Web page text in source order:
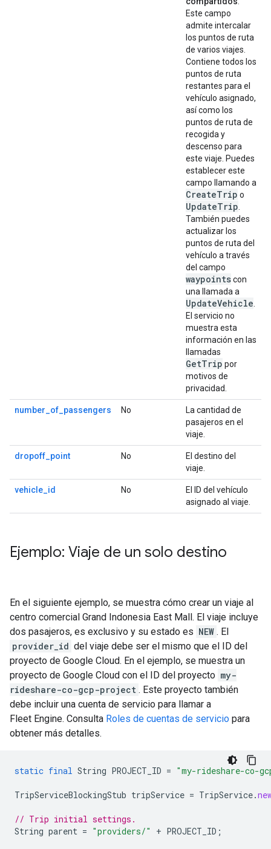
Este campo
admite intercalar
los puntos de ruta
de varios viajes.
Contiene todos los
puntos de ruta
restantes para el
vehículo asignado,
así como los
puntos de ruta de
recogida y
descenso para
este viaje. Puedes
establecer este
campo llamando a
CreateTrip o
UpdateTrip
También puedes
actualizar los
puntos de ruta del
vehículo a través
del campo
waypointscon
una llamada a
UpdateVehicle
El servicio no
muestra esta
información en las
llamadas
GetTrip por
motivos de
privacidad.
number_of_passengers No
La cantidad de
pasajeros en el
viaje.
dropoff_point No
El destino del
viaje.
vehicle_id No
El ID del vehículo
asignado al viaje.
Ejemplo: Viaje de un solo destino
En el siguiente ejemplo, se muestra cómo crear un viaje al
centro comercial Grand Indonesia East Mall. El viaje incluye
dos pasajeros, es exclusivo y su estado es NEW . El
provider_id del viaje debe ser el mismo que el ID del
proyecto de Google Cloud. En el ejemplo, se muestra un
proyecto de Google Cloud con el ID del proyecto my-
rideshare-co-gcp-project . Este proyecto también
debe incluir una cuenta de servicio para llamar a
Fleet Engine. Consulta Roles de cuentas de servicio para
obtener más detalles.
static final String PROJECT_ID = "my-rideshare-co-
TripServiceBlockingStub tripService = TripService.
// Trip initial settings.
String parent = "providers/" + PROJECT_ID ;